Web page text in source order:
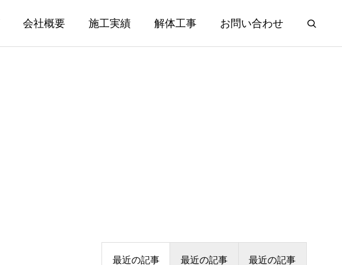
会社概要 施工実績 解体工事 お問い合わせ
最近の記事 最近の記事 最近の記事